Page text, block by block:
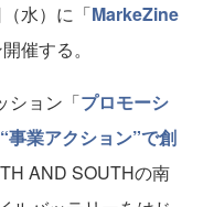
水）に「MarkeZine
催する。
ション「プロモーシ
事業アクション”で創
AND SOUTHの南